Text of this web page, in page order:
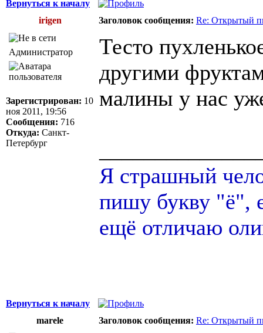
Вернуться к началу
irigen
Заголовок сообщения: Re: Открытый
Администратор
Зарегистрирован: 10
ноя 2011, 19:56
Сообщения: 716
Откуда: Санкт-
Петербург
Тесто
другими
малины у нас
Я страшный
пишу букву "ё",
ещё отличаю
Вернуться к началу
marele
Заголовок сообщения: Re: Открытый